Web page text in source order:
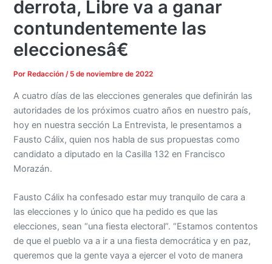
derrota, Libre va a ganar
contundentemente las
eleccionesâ€
Por Redacción/ 5 de noviembre de 2022
A cuatro días de las elecciones generales que definirán las
autoridades de los próximos cuatro años en nuestro país,
hoy en nuestra sección La Entrevista, le presentamos a
Fausto Cálix, quien nos habla de sus propuestas como
candidato a diputado en la Casilla 132 en Francisco
Morazán.
Fausto Cálix ha confesado estar muy tranquilo de cara a
las elecciones y lo único que ha pedido es que las
elecciones, sean “una fiesta electoral”. “Estamos contentos
de que el pueblo va a ir a una fiesta democrática y en paz,
queremos que la gente vaya a ejercer el voto de manera